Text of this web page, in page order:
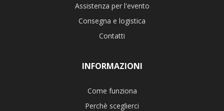
Assistenza per l'evento
Consegna e logistica
Contatti
INFORMAZIONI
Come funziona
Perchè sceglierci